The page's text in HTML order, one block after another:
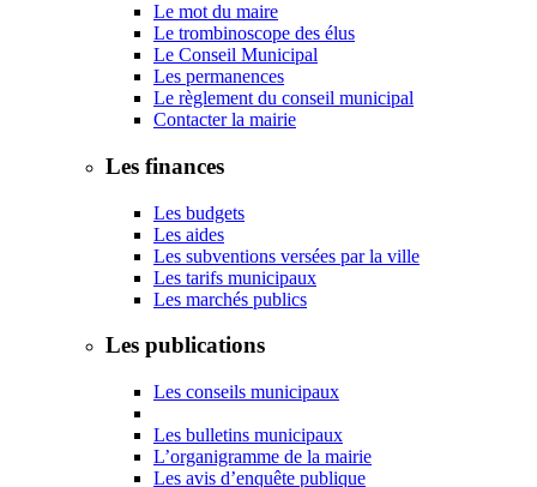
Le mot du maire
Le trombinoscope des élus
Le Conseil Municipal
Les permanences
Le règlement du conseil municipal
Contacter la mairie
Les finances
Les budgets
Les aides
Les subventions versées par la ville
Les tarifs municipaux
Les marchés publics
Les publications
Les conseils municipaux
Les bulletins municipaux
L’organigramme de la mairie
Les avis d’enquête publique